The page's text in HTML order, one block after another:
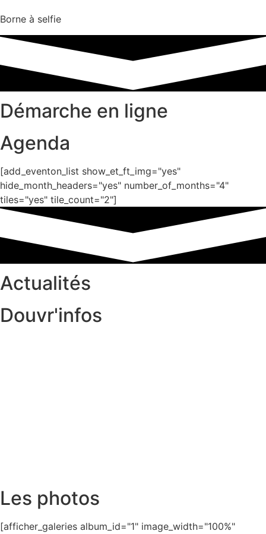
Borne à selfie
Démarche en ligne
Agenda
[add_eventon_list show_et_ft_img="yes"
hide_month_headers="yes" number_of_months="4"
tiles="yes" tile_count="2"]
Actualités
Douvr'infos
Les photos
[afficher_galeries album_id="1" image_width="100%"